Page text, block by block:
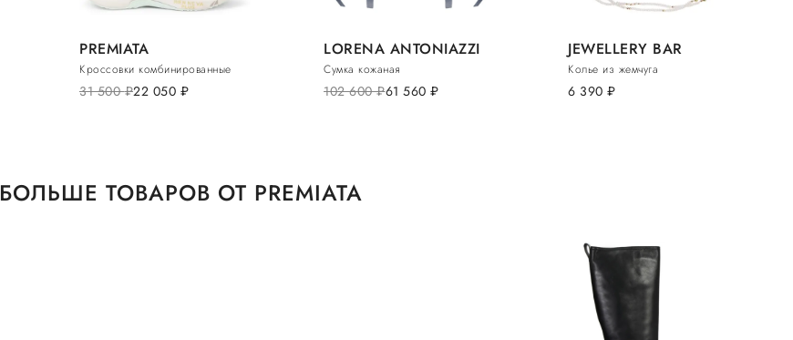
PREMIATA
Кроссовки комбинированные
31 500руб.22 050 руб.
LORENA ANTONIAZZI
Сумка кожаная
102 600руб.61 560 руб.
JEWELLERY BAR
Колье из жемчуга
6 390 руб.
БОЛЬШЕ ТОВАРОВ ОТ PREMIATA